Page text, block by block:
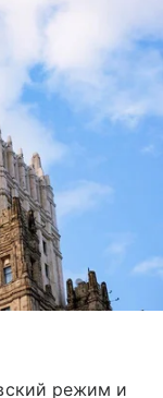
режим и